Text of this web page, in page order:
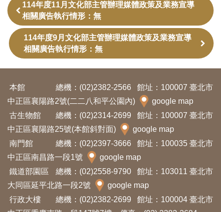
訊
展
覽
教
育
活
動
出
版
文
114年度11月文化部主管辦理媒體政策及業務宣導
相關廣告執行情形：無
114年度9月文化部主管辦理媒體政策及業務宣導
相關廣告執行情形：無
本館 總機：(02)2382-2566
館址：100007 臺北市
中正區襄陽路2號(二二八和平公園內)
google map
古生物館
總機：(02)2314-2699
館址：100007 臺北市
中正區襄陽路25號(本館斜對面)
google map
南門館
總機：(02)2397-3666
館址：100035 臺北市
中正區南昌路一段1號
google map
鐵道部園區
總機：(02)2558-9790
館址：103011 臺北市
大同區延平北路一段2號
google map
行政大樓
總機：(02)2382-2699
館址：100004 臺北市